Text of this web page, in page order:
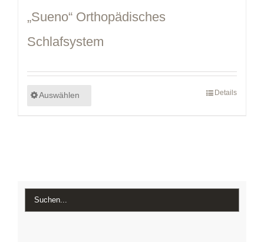
„Sueno“ Orthopädisches
Schlafsystem
Auswählen Details